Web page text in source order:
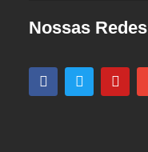
Nossas Redes